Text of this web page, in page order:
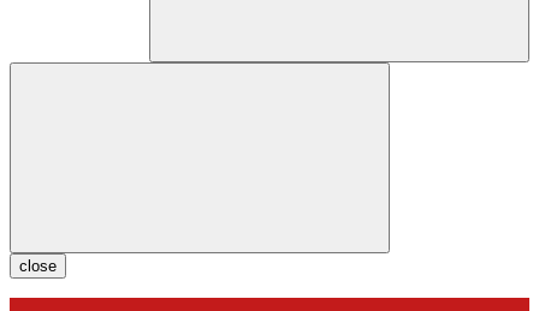
close